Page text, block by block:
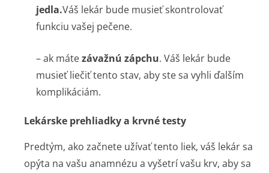
jedla.Váš lekár bude musieť skontrolovať
funkciu vašej pečene.
– ak mátezávažnú zápchu. Váš lekár bude
musieť liečiť tento stav, aby ste sa vyhli ďalším
komplikáciám.
Lekárske prehliadky a krvné testy
Predtým, ako začnete užívať tento liek, váš lekár sa
opýta na vašu anamnézu a vyšetrí vašu krv, aby sa